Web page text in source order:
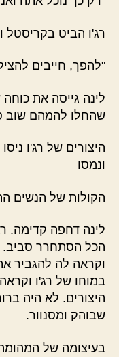
רג'ו הביט בקריסטל
"להפך, חייבים
לינה גייסה את
שהחלו להמהם שוב
היצורים של רג'ו
ונמסו
הקולות של הנשים
לינה דחפה קדימה.
הכל הסתחרר סביב.
וקראה לה להגביר
במוחו של רג'ו
היצורים. לא היה
שבוהק ומסנוור.
בעיצומה של